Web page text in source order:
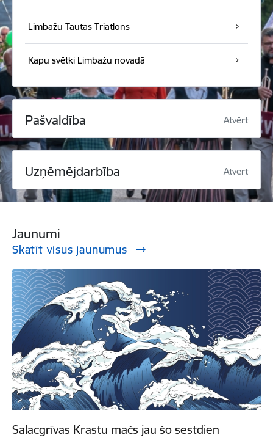
Limbažu Tautas Triatlons
Kapu svētki Limbažu novadā
Pašvaldība Atvērt
Uzņēmējdarbība Atvērt
Jaunumi
Skatīt visus jaunumus
Salacgrīvas Krastu mačs jau šo sestdien